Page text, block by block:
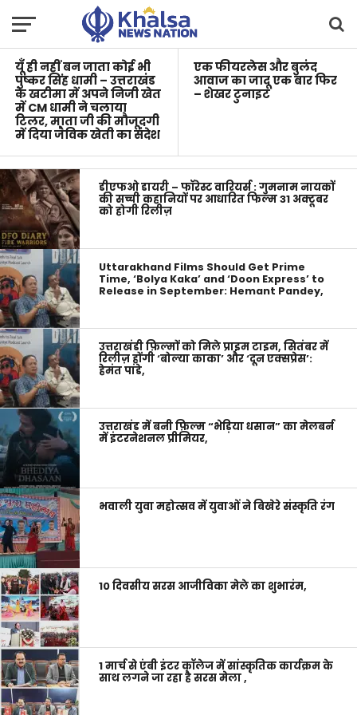
अनिवार्य
यूँ ही नहीं बन जाता कोई भी
पुष्कर सिंह धामी – उत्तराखंड
के खटीमा में अपने निजी खेत
में CM धामी ने चलाया
टिलर, माता जी की मौजूदगी
में दिया जैविक खेती का संदेश
एक फीयरलेस और बुलंद
आवाज का जादू एक बार फिर
– शेखर टुनाइट
डीएफओ डायरी – फॉरेस्ट वारियर्स : गुमनाम नायकों
की सच्ची कहानियों पर आधारित फिल्म 31 अक्टूबर
को होगी रिलीज़
Uttarakhand Films Should Get Prime
Time, ‘Bolya Kaka’ and ‘Doon Express’ to
Release in September: Hemant Pandey,
उत्तराखंडी फ़िल्मों को मिले प्राइम टाइम, सितंबर में
रिलीज़ होंगी ‘बोल्या काका’ और ‘दून एक्सप्रेस’:
हेमंत पांडे,
उत्तराखंड में बनी फ़िल्म “भेड़िया धसान” का मेलबर्न
में इंटरनेशनल प्रीमियर,
भवाली युवा महोत्सव में युवाओं ने बिखेरे संस्कृति रंग
10 दिवसीय सरस आजीविका मेले का शुभारंम,
1 मार्च से एंबी इंटर कॉलेज में सांस्कृतिक कार्यक्रम के
साथ लगने जा रहा है सरस मेला ,